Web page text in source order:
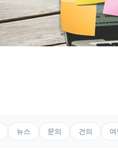
뉴스 문의 건의 여